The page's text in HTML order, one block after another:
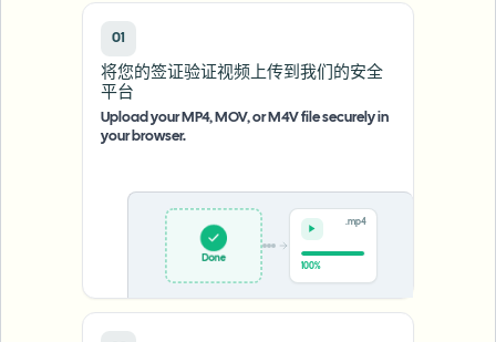
联系表单
视频智能
批量背景移除
01
将您的签证验证视频上传到我们的安全
平台
Upload your MP4, MOV, or M4V file securely in
your browser.
Done
100%
.mp4